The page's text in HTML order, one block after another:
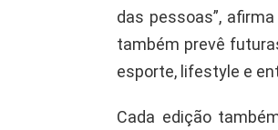
das pessoas”,
também prevê
esporte, lifestyle e
Cada edição